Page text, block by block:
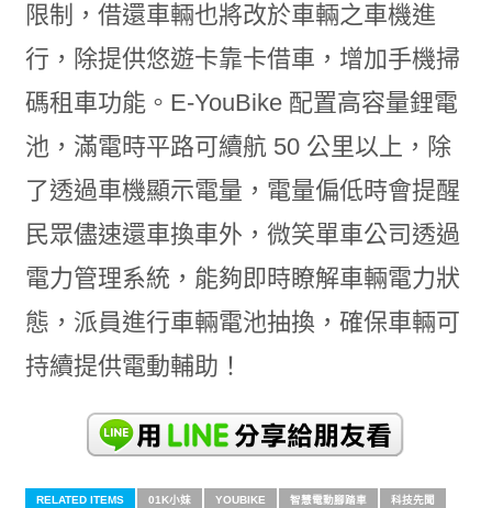
限制，借還車輛也將改於車輛之車機進
行，除提供悠遊卡靠卡借車，增加手機掃
碼租車功能。E-YouBike 配置高容量鋰電
池，滿電時平路可續航 50 公里以上，除
了透過車機顯示電量，電量偏低時會提醒
民眾儘速還車換車外，微笑單車公司透過
電力管理系統，能夠即時瞭解車輛電力狀
態，派員進行車輛電池抽換，確保車輛可
持續提供電動輔助！
RELATED ITEMS 01K小妹 YOUBIKE 智慧電動腳踏車 科技先聞